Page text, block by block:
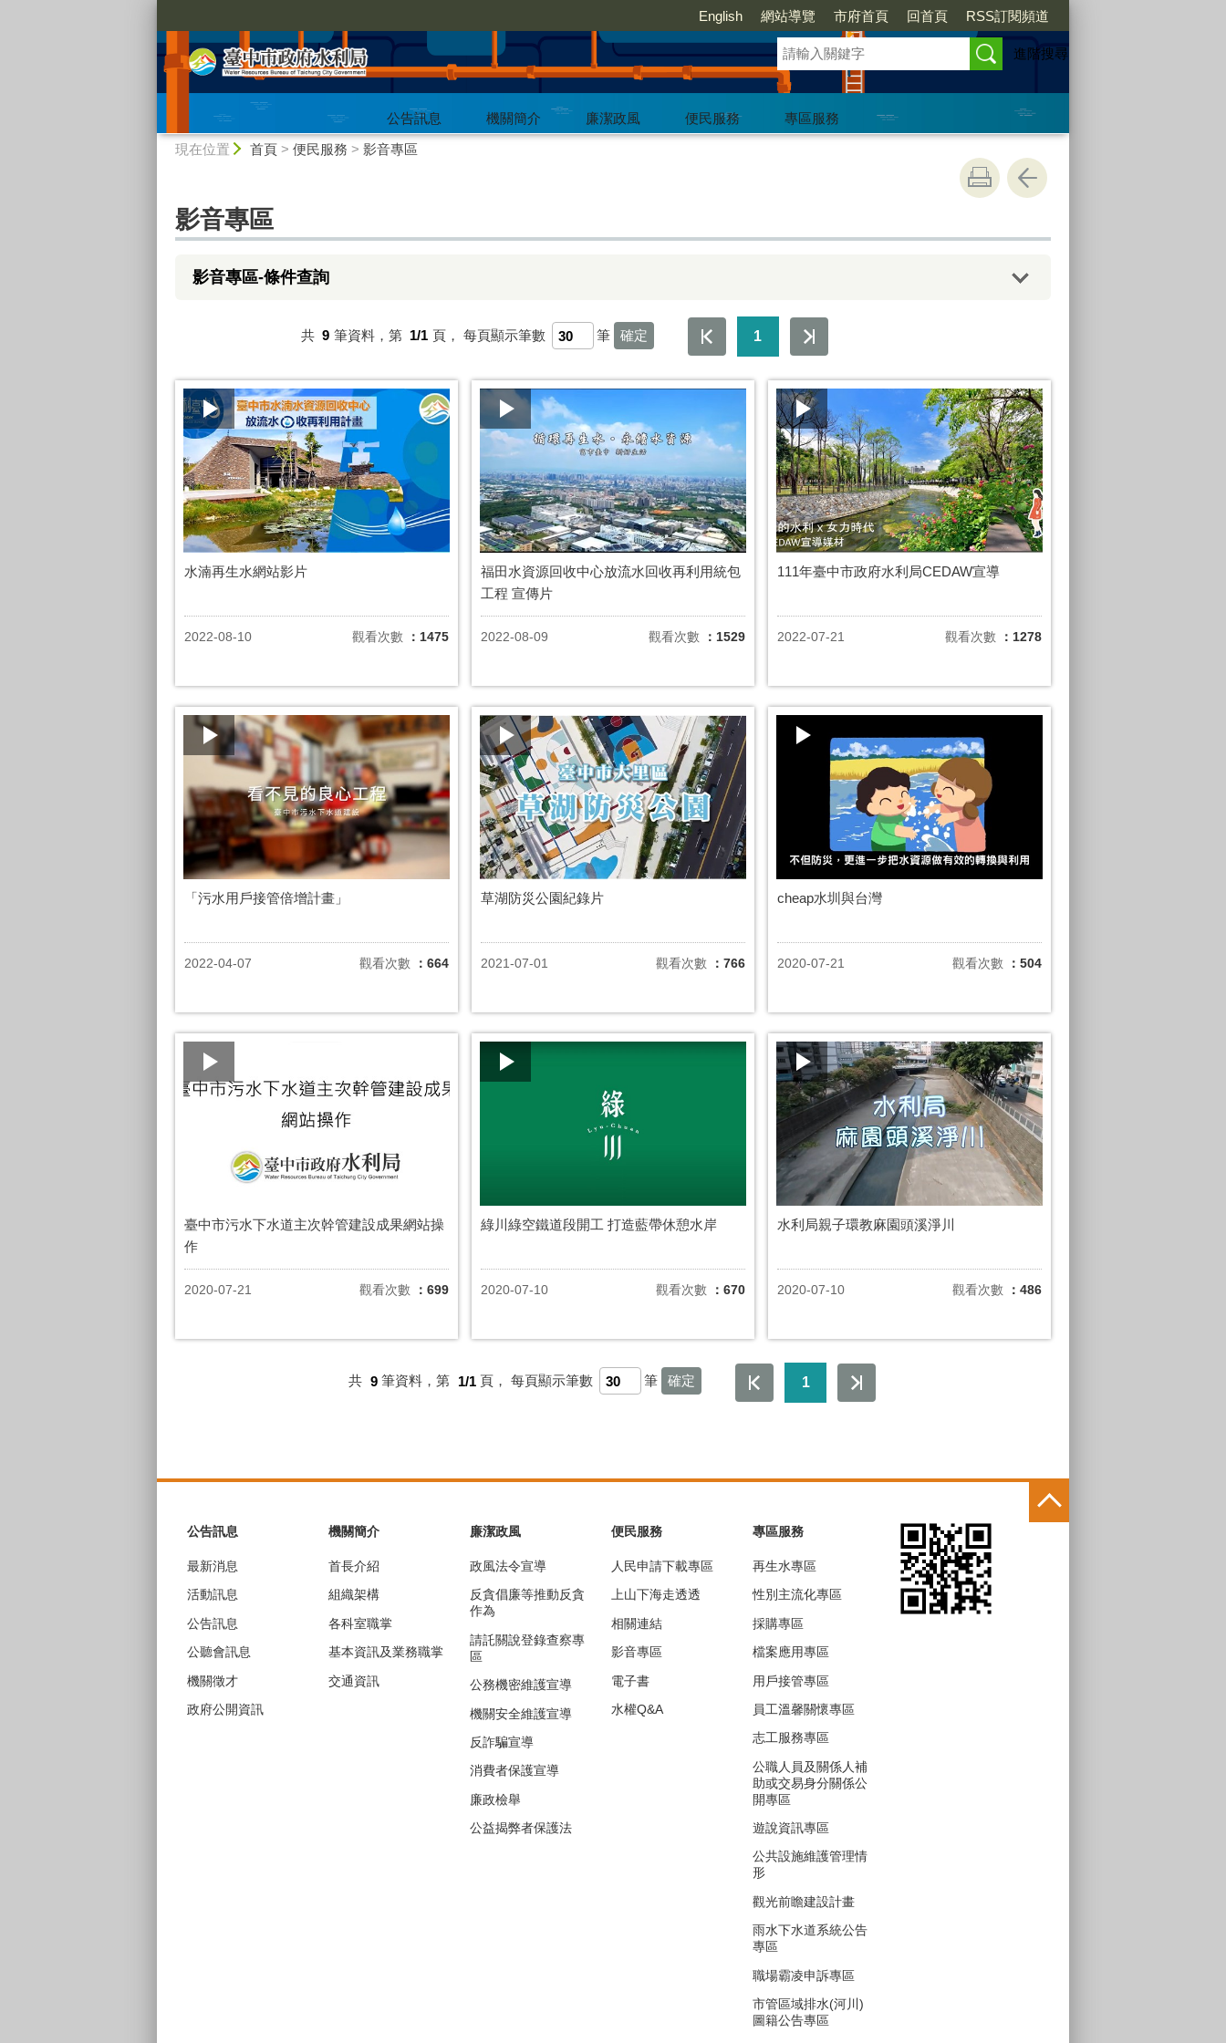
English 網站導覽 市府首頁 回首頁 RSS訂閱頻道
進階搜尋
公告訊息 機關簡介 廉潔政風 便民服務
專區服務
現在位置 首頁> 便民服務 > 影音專區
影音專區
影音專區-條件查詢
共 9 筆資料，第 1/1 頁， 每頁顯示筆數 筆 1
水湳再生水網站影片
2022-08-10 觀看次數 ：1475
福田水資源回收中心放流水回收再利用統包
工程 宣傳片
2022-08-09 觀看次數 ：1529
111年臺中市政府水利局CEDAW宣導
2022-07-21 觀看次數 ：1278
「污水用戶接管倍增計畫」
2022-04-07 觀看次數 ：664
草湖防災公園紀錄片
2021-07-01 觀看次數 ：766
cheap水圳與台灣
2020-07-21 觀看次數 ：504
臺中市污水下水道主次幹管建設成果網站操
作
2020-07-21 觀看次數 ：699
綠川綠空鐵道段開工 打造藍帶休憩水岸
2020-07-10 觀看次數 ：670
水利局親子環教麻園頭溪淨川
2020-07-10 觀看次數 ：486
共 9 筆資料，第 1/1 頁， 每頁顯示筆數 筆 1
公告訊息
最新消息
活動訊息
公告訊息
公聽會訊息
機關徵才
政府公開資訊
機關簡介
首長介紹
組織架構
各科室職掌
基本資訊及業務職掌
交通資訊
廉潔政風
政風法令宣導
反貪倡廉等推動反貪
作為
請託關說登錄查察專
區
公務機密維護宣導
機關安全維護宣導
反詐騙宣導
消費者保護宣導
廉政檢舉
公益揭弊者保護法
便民服務
人民申請下載專區
上山下海走透透
相關連結
影音專區
電子書
水權Q&A
專區服務
再生水專區
性別主流化專區
採購專區
檔案應用專區
用戶接管專區
員工溫馨關懷專區
志工服務專區
公職人員及關係人補
助或交易身分關係公
開專區
遊說資訊專區
公共設施維護管理情
形
觀光前瞻建設計畫
雨水下水道系統公告
專區
職場霸凌申訴專區
市管區域排水(河川)
圖籍公告專區